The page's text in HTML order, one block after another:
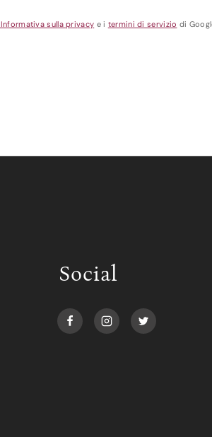
sulla privacy e i termini di servizio di
Social